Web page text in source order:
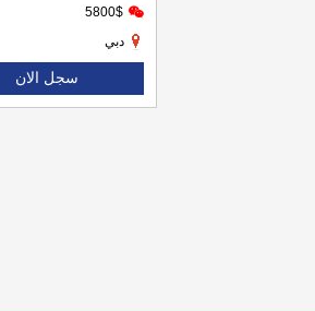
5800$
دبي
سجل الان